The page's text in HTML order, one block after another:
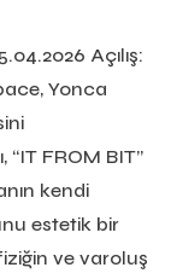
Açılış:
Yonca
FROM BIT”
kendi
estetik bir
ve varoluş